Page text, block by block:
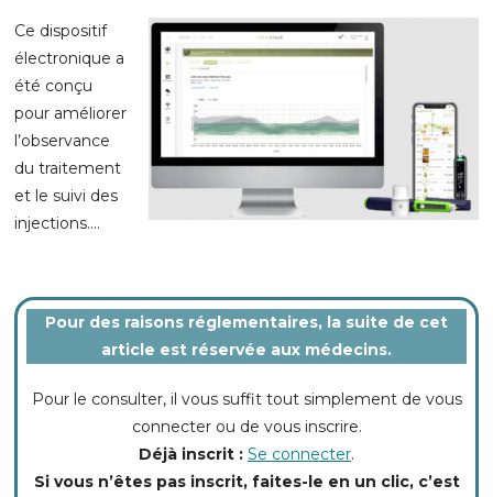
Ce dispositif
électronique a
été conçu
pour améliorer
l’observance
du traitement
et le suivi des
injections....
Pour des raisons réglementaires, la suite de cet
article est réservée aux médecins.
Pour le consulter, il vous suffit tout simplement de vous
connecter ou de vous inscrire.
Déjà inscrit : Se connecter.
Si vous n’êtes pas inscrit, faites-le en un clic, c’est